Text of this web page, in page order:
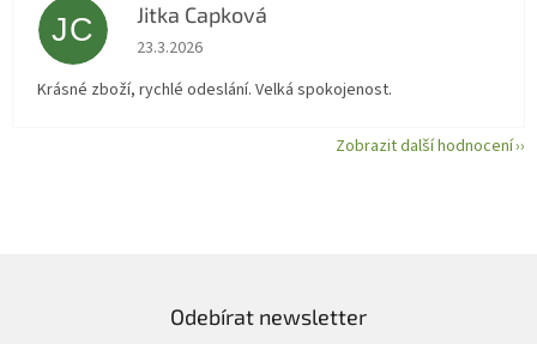
JC Jitka Capková
Hodnocení obchodu je 5 z 5 hvězdiček.
23.3.2026
Krásné zboží, rychlé odeslání. Velká spokojenost.
Zobrazit další hodnocení
Odebírat newsletter